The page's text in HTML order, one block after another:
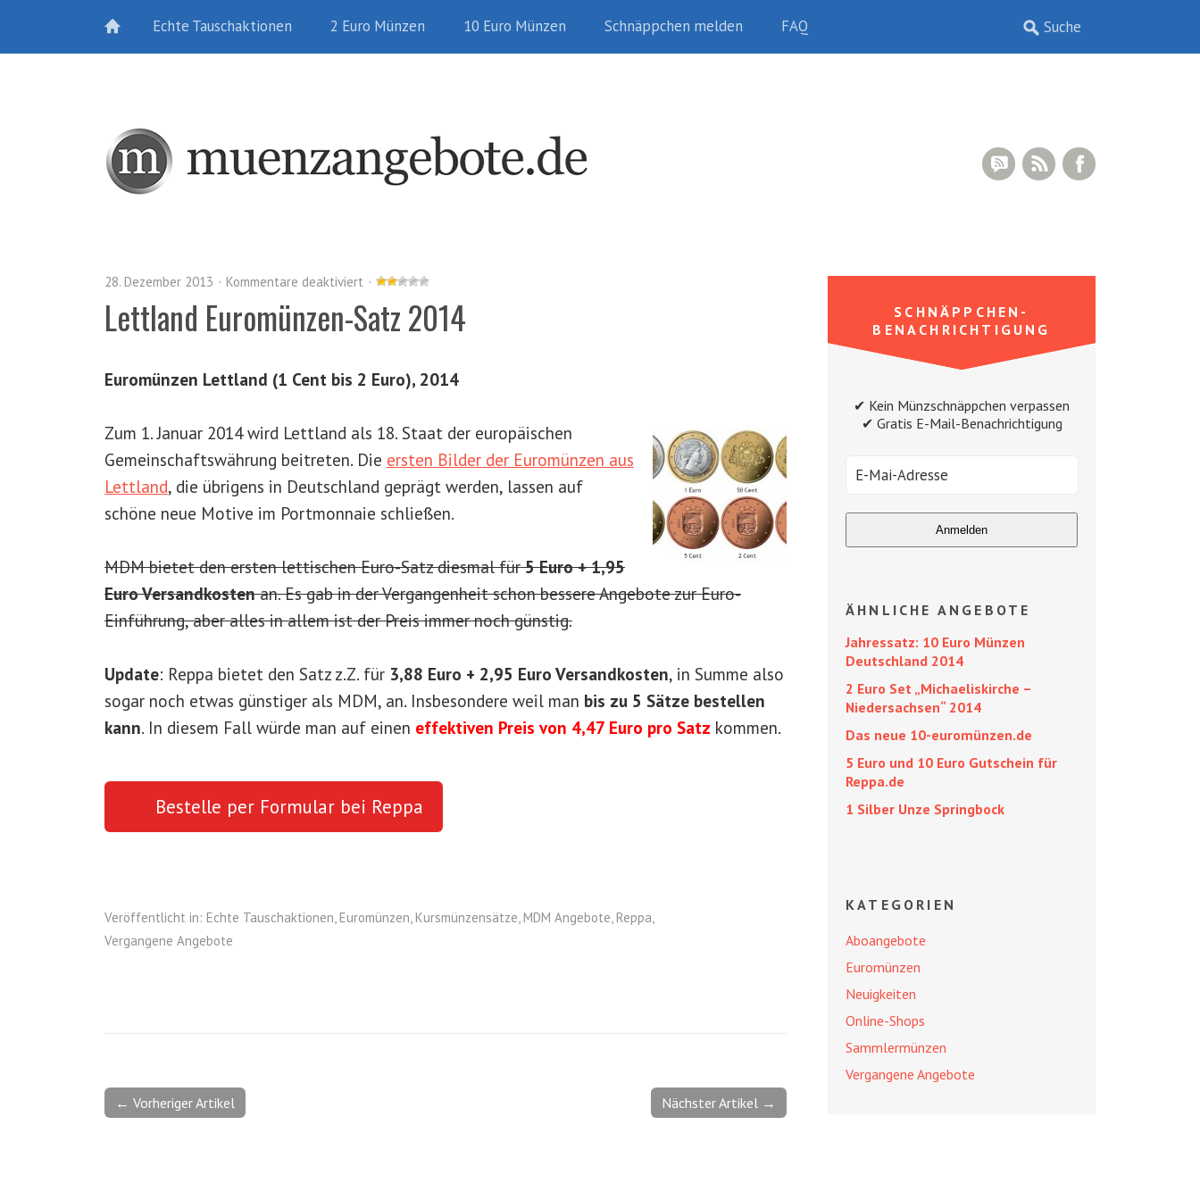
Echte Tauschaktionen 2 Euro Münzen 10 Euro Münzen Schnäppchen melden FAQ
RSS Feed
RSS Comments
28. Dezember 2013 Kommentare deaktiviert
Lettland Euromünzen-Satz 2014
Euromünzen Lettland (1 Cent bis 2 Euro), 2014
Zum 1. Januar 2014 wird Lettland als 18. Staat der europäischen
Gemeinschaftswährung beitreten. Die ersten Bilder der Euromünzen aus
Lettland, die übrigens in Deutschland geprägt werden, lassen auf
schöne neue Motive im Portmonnaie schließen.
MDM bietet den ersten lettischen Euro-Satz diesmal für5 Euro + 1,95
Euro Versandkostenan. Es gab in der Vergangenheit schon bessere Angebote zur Euro-
Einführung, aber alles in allem ist der Preis immer noch günstig.
Update: Reppa bietet den Satz z.Z. für 3,88 Euro + 2,95 Euro Versandkosten, in Summe also
sogar noch etwas günstiger als MDM, an. Insbesondere weil man bis zu 5 Sätze bestellen
kann. In diesem Fall würde man auf einen effektiven Preis von 4,47 Euro pro Satz kommen.
Bestelle per Formular bei Reppa
Veröffentlicht in: Echte Tauschaktionen, Euromünzen, Kursmünzensätze, MDM Angebote, Reppa,
Vergangene Angebote
Nächster Artikel →
← Vorheriger Artikel
SCHNÄPPCHEN-
BENACHRICHTIGUNG
✔ Kein Münzschnäppchen verpassen
✔ Gratis E-Mail-Benachrichtigung
ÄHNLICHE ANGEBOTE
Jahressatz: 10 Euro Münzen
Deutschland 2014
2 Euro Set „Michaeliskirche –
Niedersachsen“ 2014
Das neue 10-euromünzen.de
5 Euro und 10 Euro Gutschein für
Reppa.de
1 Silber Unze Springbock
KATEGORIEN
Aboangebote
Euromünzen
Neuigkeiten
Online-Shops
Sammlermünzen
Vergangene Angebote